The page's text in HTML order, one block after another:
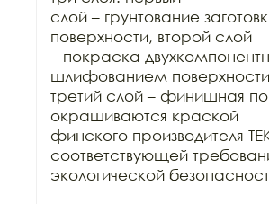
слой – грунтование
поверхности, второй слой
– покраска
шлифованием
третий слой – финишная
окрашиваются краской
финского производителя
соответствующей
экологической